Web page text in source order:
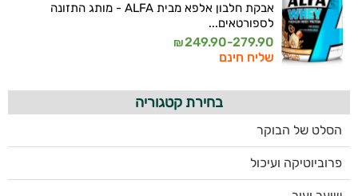
אבקת חלבון אלפא מבית ALFA - מותג התזונה
לספורטאים...
249.90-279.90
₪
שליח חינם
בחירת קטגוריה
הסלט של הבוקר
פרוביוטיקה ועיכול